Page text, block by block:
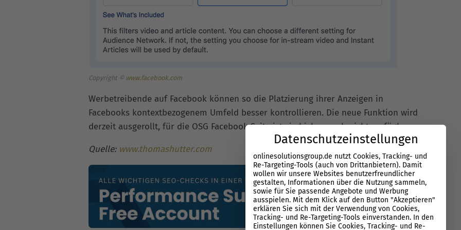
Copyright © www.facebook.com
Werbetreibende auf Facebook können so die Platzierung ihrer Anzeigen in
Facebooks kontextbezogenem Umfeld besser kontrollieren. Die neue Funktion wird
derzeit ausgerollt, für die OSG Facebook Seite ist sie bisher noch nicht verfügbar.
Quelle: www.thomashutter.com
Datenschutzeinstellungen
onlinesolutionsgroup.de nutzt Cookies, Tracking- und
Re-Targeting-Tools (auch von Drittanbietern). Damit
wollen wir unsere Websites benutzerfreundlicher
gestalten, Informationen über die Nutzung sammeln,
sowie für Sie passende Angebote und Werbung
ausspielen. Mit dem Klick auf den Button "Akzeptieren"
erklären Sie sich mit der Verwendung von Cookies,
Tracking- und Re-Targeting-Tools einverstanden. In den
Einstellungen können Sie Cookies, Tracking- und Re-